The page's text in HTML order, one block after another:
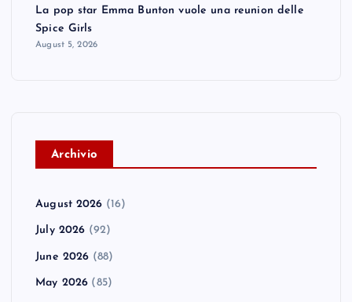
La pop star Emma Bunton vuole una reunion delle
Spice Girls
August 5, 2026
Archivio
August 2026 (16)
July 2026 (92)
June 2026 (88)
May 2026 (85)